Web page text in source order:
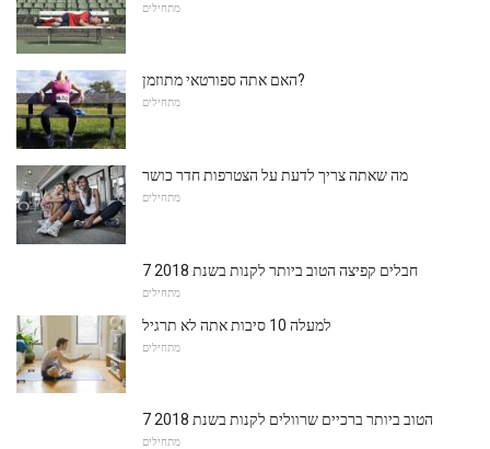
מתחילים
האם אתה ספורטאי מתוזמן?
מתחילים
מה שאתה צריך לדעת על הצטרפות חדר כושר
מתחילים
7 חבלים קפיצה הטוב ביותר לקנות בשנת 2018
מתחילים
למעלה 10 סיבות אתה לא תרגיל
מתחילים
7 הטוב ביותר ברכיים שרוולים לקנות בשנת 2018
מתחילים